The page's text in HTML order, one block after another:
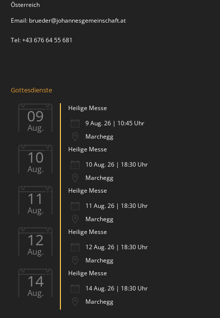
Österreich
Email: brueder@johannesgemeinschaft.at
Tel: +43 676 64 55 681
Gottesdienste
09
Aug.
Heilige Messe
9 Aug. 26 | 10:45 Uhr
Marchegg
10
Aug.
Heilige Messe
10 Aug. 26 | 18:30 Uhr
Marchegg
11
Aug.
Heilige Messe
11 Aug. 26 | 18:30 Uhr
Marchegg
12
Aug.
Heilige Messe
12 Aug. 26 | 18:30 Uhr
Marchegg
14
Aug.
Heilige Messe
14 Aug. 26 | 18:30 Uhr
Marchegg